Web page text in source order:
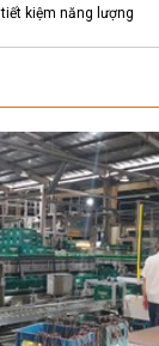
tiết kiệm năng lượng